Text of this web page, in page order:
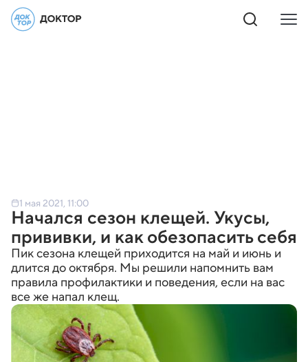
1 мая 2021, 11:00
Начался сезон клещей. Укусы,
прививки, и как обезопасить себя
Пик сезона клещей приходится на май и июнь и
длится до октября. Мы решили напомнить вам
правила профилактики и поведения, если на вас
все же напал клещ.